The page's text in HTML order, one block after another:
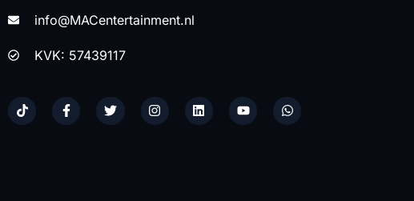
info@MACentertainment.nl
KVK: 57439117